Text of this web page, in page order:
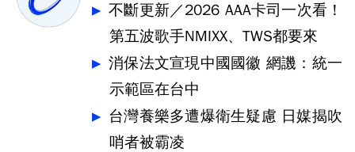
不斷更新／2026 AAA卡司一次看！
第五波歌手NMIXX、TWS都要來
消保法文宣現中國國徽 網譏：統一
示範區在台中
台灣養樂多遭爆衛生疑慮 日媒揭吹
哨者被霸凌